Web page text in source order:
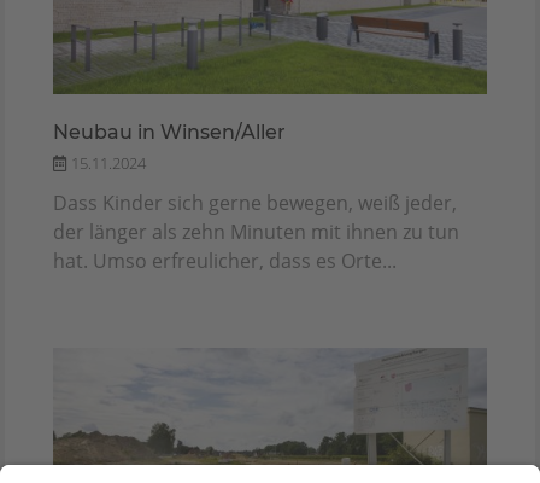
Neubau in Winsen/Aller
15.11.2024
Dass Kinder sich gerne bewegen, weiß jeder,
der länger als zehn Minuten mit ihnen zu tun
hat. Umso erfreulicher, dass es Orte...